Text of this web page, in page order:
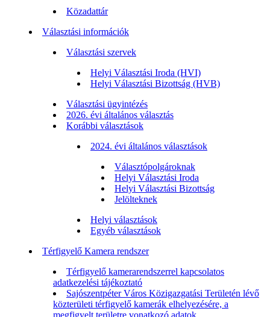
Közadattár
Választási információk
Választási szervek
Helyi Választási Iroda (HVI)
Helyi Választási Bizottság (HVB)
Választási ügyintézés
2026. évi általános választás
Korábbi választások
2024. évi általános választások
Választópolgároknak
Helyi Választási Iroda
Helyi Választási Bizottság
Jelölteknek
Helyi választások
Egyéb választások
Térfigyelő Kamera rendszer
Térfigyelő kamerarendszerrel kapcsolatos
adatkezelési tájékoztató
Sajószentpéter Város Közigazgatási Területén lévő
közterületi térfigyelő kamerák elhelyezésére, a
megfigyelt területre vonatkozó adatok